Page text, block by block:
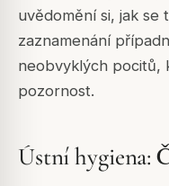
uvědomění si, jak se
zaznamenání
neobvyklých pocitů,
pozornost.
Ústní hygiena: